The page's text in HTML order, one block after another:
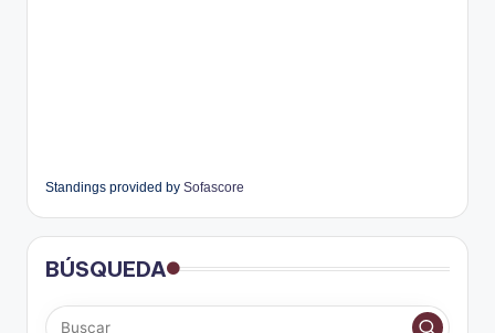
Standings provided by Sofascore
BÚSQUEDA